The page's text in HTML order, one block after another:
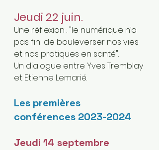
Jeudi 22 juin.
Une réflexion : "le numérique n’a
pas fini de bouleverser nos vies
et nos pratiques en santé".
Un dialogue entre Yves Tremblay
et Etienne Lemarié.
Les premières
conférences 2023-2024
Jeudi 14 septembre